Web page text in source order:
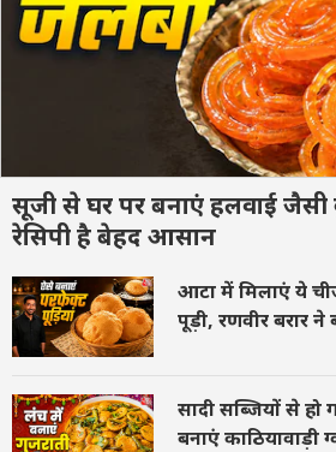
सूजी से घर पर बनाएं हलवाई
रेसिपी है बेहद आसान
आटा में मिलाएं ये
पूड़ी, रणवीर बरार ने
सादी सब्जियों से हो
बनाएं काठियावाड़ी